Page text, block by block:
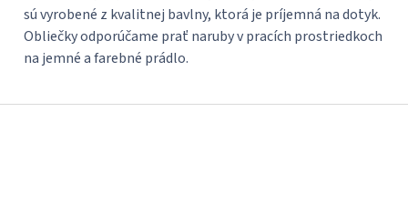
sú vyrobené z kvalitnej bavlny, ktorá je príjemná na dotyk.
Obliečky odporúčame prať naruby v pracích prostriedkoch
na jemné a farebné prádlo.